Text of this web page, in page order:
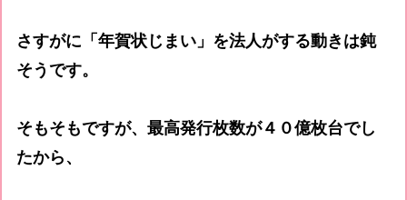
さすがに「年賀状じまい」を法人がする動きは鈍
そうです。
そもそもですが、最高発行枚数が４０億枚台でし
たから、